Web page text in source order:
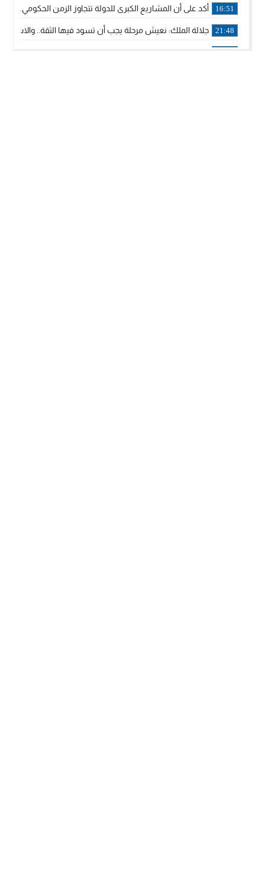
16:51 أكد على أن المشاريع الكبرى للدولة تتجاوز الزمن الحكومي..
21:48 جلالة الملك: نعيش مرحلة يجب أن تسود فيها الثقة..